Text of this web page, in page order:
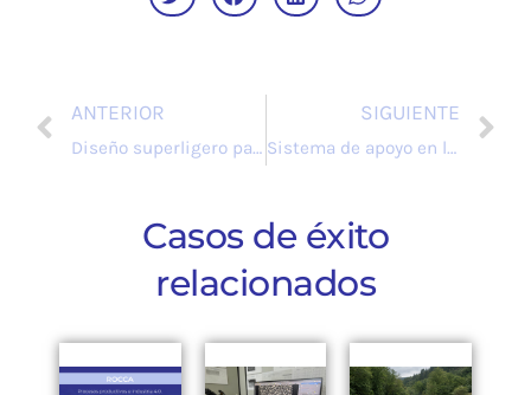
ANTERIOR
Diseño superligero para vehículos eléctricos urbanos seguros
SIGUIENTE
Sistema de apoyo en la toma de decisiones para el mercado energético
Casos de éxito
relacionados